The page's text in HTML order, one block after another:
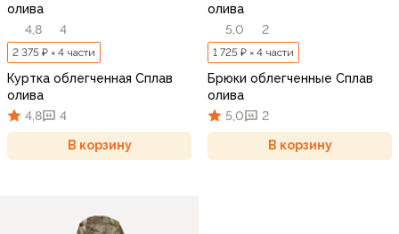
олива
4,8
4
2 375 ₽ × 4 части
Куртка облегченная Сплав
олива
4,8
4
В корзину
олива
5,0
2
1 725 ₽ × 4 части
Брюки облегченные Сплав
олива
5,0
2
В корзину